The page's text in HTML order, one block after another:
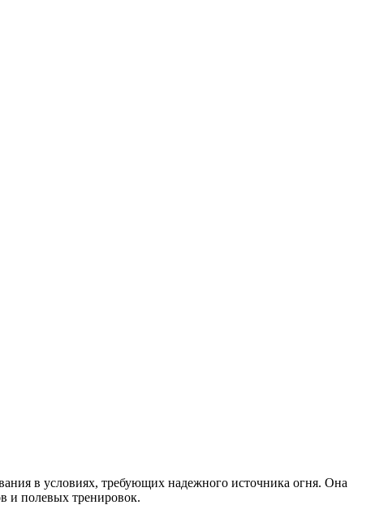
в условиях, требующих надежного источника огня. Она
и полевых тренировок.